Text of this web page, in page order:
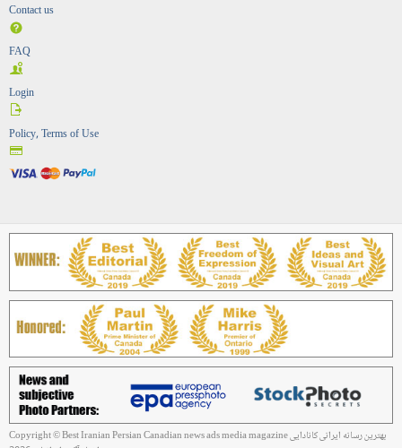
Contact us
FAQ
Login
Policy, Terms of Use
Copyright © Best Iranian Persian Canadian news ads media magazine بهترین رسانه ایرانی کانادایی